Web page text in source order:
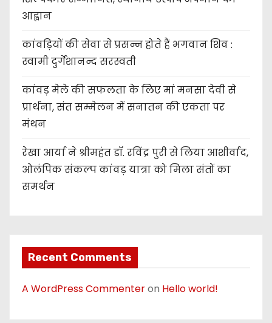
आह्वान
कांवड़ियों की सेवा से प्रसन्न होते हैं भगवान शिव :
स्वामी दुर्गेशानन्द सरस्वती
कांवड़ मेले की सफलता के लिए मां मनसा देवी से
प्रार्थना, संत सम्मेलन में सनातन की एकता पर
मंथन
रेखा आर्या ने श्रीमहंत डॉ. रविंद्र पुरी से लिया आशीर्वाद,
ओलंपिक संकल्प कांवड़ यात्रा को मिला संतों का
समर्थन
Recent Comments
A WordPress Commenteron Hello world!